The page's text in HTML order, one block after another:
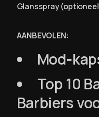
Glansspray
AANBEVOLEN:
Mod-
Top 10
Barbiers